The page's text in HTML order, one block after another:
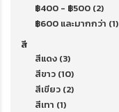
฿400 - ฿500 (2)
฿600 และมากกว่า (1)
สี
สีแดง (3)
สีขาว (10)
สีเขียว (2)
สีเทา (1)